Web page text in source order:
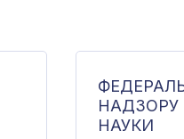
НАДЗОРУ
НАУКИ